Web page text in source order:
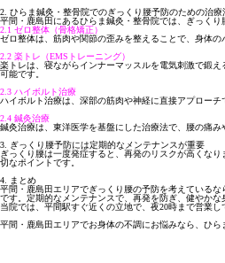
2. ひらま鍼灸・整骨院でのぎっくり腰予防のための治療
平間・鹿島田にあるひらま鍼灸・整骨院では、ぎっく
2.1 ゼロ整体（骨格矯正）
ゼロ整体は、筋肉や関節の歪みを整えることで、身体
2.2 楽トレ（EMSトレーニング）
楽トレは、寝ながらインナーマッスルを電気刺激で鍛
可能です。
2.3 ハイボルト治療
ハイボルト治療は、深部の筋肉や神経に直接アプロー
2.4 鍼灸治療
鍼灸治療は、東洋医学を基盤にした治療法で、腰の痛
3. ぎっくり腰予防には定期的なメンテナンスが重要
ぎっくり腰は一度発症すると、再発のリスクが高くな
切なポイントです。
4. まとめ
平間・鹿島田エリアでぎっくり腰の予防を考えている
です。定期的なメンテナンスで、再発を防ぎ、健やかな
当院では、平間駅すぐ近くの立地で、夜20時まで営業
平間・鹿島田エリアでお身体の不調にお悩みなら、ひら